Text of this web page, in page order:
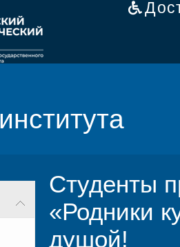
Студенты
«Родники
душой!